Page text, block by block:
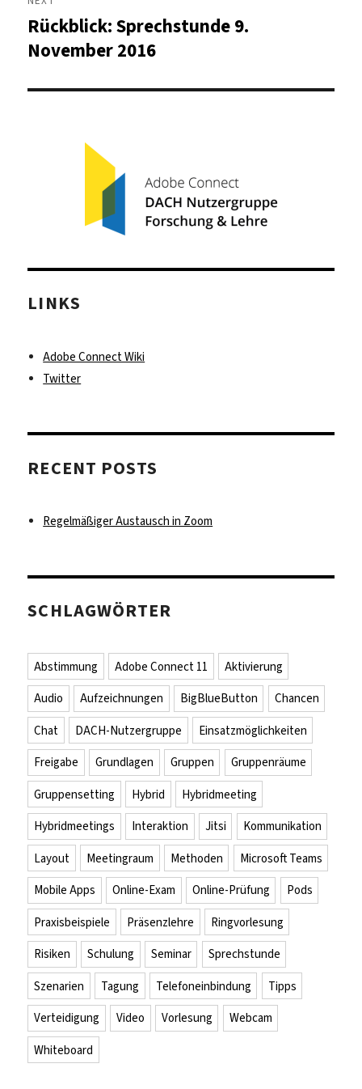
Next
post:
Rückblick: Sprechstunde 9.
November 2016
LINKS
Adobe Connect Wiki
Twitter
RECENT POSTS
Regelmäßiger Austausch in Zoom
SCHLAGWÖRTER
Abstimmung Adobe Connect 11
Aktivierung
Audio
Aufzeichnungen BigBlueButton
Chancen
Chat
DACH-Nutzergruppe
Einsatzmöglichkeiten
Freigabe
Grundlagen Gruppen
Gruppenräume
Gruppensetting
Hybrid
Hybridmeeting
Hybridmeetings
Interaktion Jitsi
Kommunikation
Layout
Meetingraum Methoden
Microsoft Teams
Mobile Apps
Online-Exam Online-Prüfung
Pods
Praxisbeispiele
Präsenzlehre
Ringvorlesung
Risiken
Schulung Seminar
Sprechstunde
Szenarien
Tagung Telefoneinbindung
Tipps
Verteidigung
Video Vorlesung
Webcam
Whiteboard